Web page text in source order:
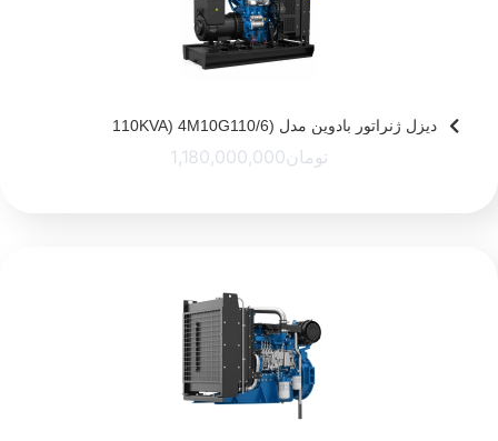
دیزل ژنراتور بادوین مدل (110KVA) 4M10G110/6
تومان1,180,000,000